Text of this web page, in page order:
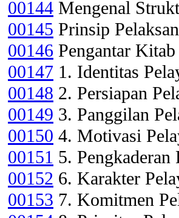
00144 Mengenal
00145 Prinsip
00146 Pengantar Kitab
00147 1. Identitas
00148 2. Persiapan
00149 3. Panggilan
00150 4. Motivasi
00151 5.
00152 6. Karakter
00153 7. Komitmen